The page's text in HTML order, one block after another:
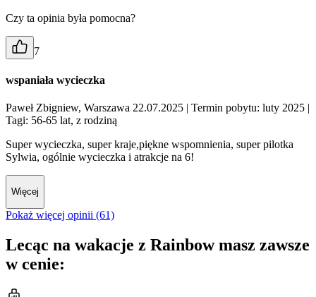
Czy ta opinia była pomocna?
7
wspaniała wycieczka
Paweł Zbigniew, Warszawa 22.07.2025 | Termin pobytu: luty 2025 |
Tagi: 56-65 lat, z rodziną
Super wycieczka, super kraje,piękne wspomnienia, super pilotka
Sylwia, ogólnie wycieczka i atrakcje na 6!
Więcej
Pokaż więcej opinii (61)
Lecąc na wakacje z Rainbow masz zawsze
w cenie: